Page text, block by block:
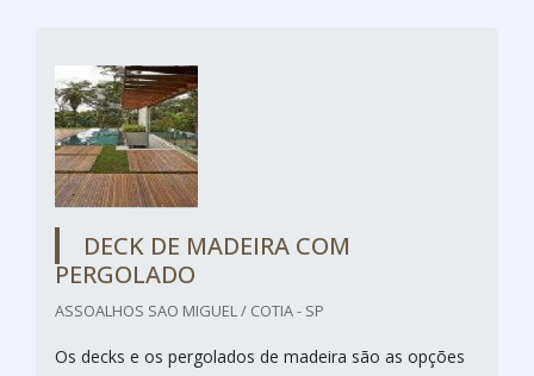
DECK DE MADEIRA COM
PERGOLADO
ASSOALHOS SAO MIGUEL / COTIA - SP
Os decks e os pergolados de madeira são as opções